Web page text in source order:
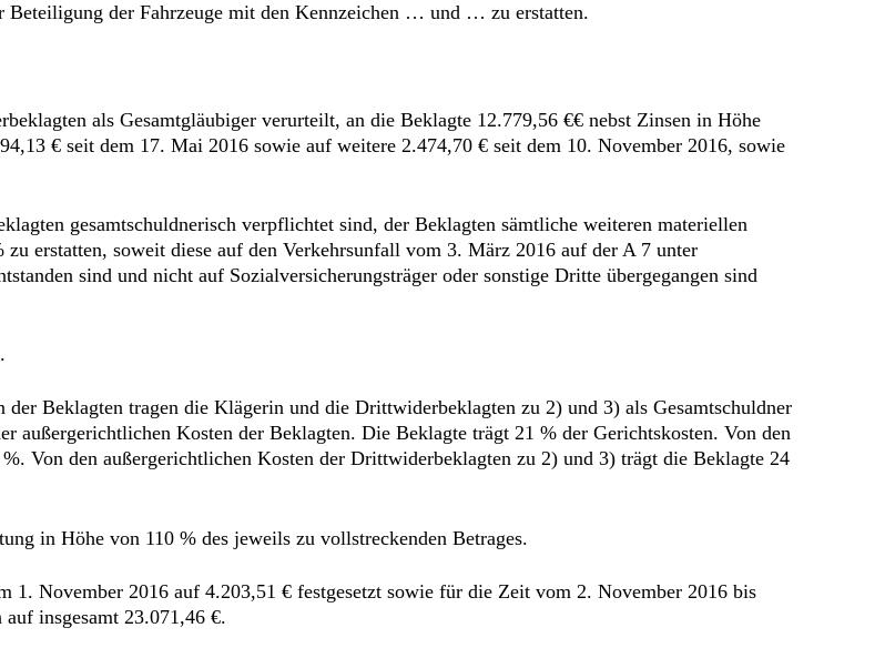
der Fahrzeuge mit den Kennzeichen … und … zu erstatten.
als Gesamtgläubiger verurteilt, an die Beklagte 12.779,56 €€ nebst Zinsen in Höhe
€ seit dem 17. Mai 2016 sowie auf weitere 2.474,70 € seit dem 10. November 2016, sowie
gesamtschuldnerisch verpflichtet sind, der Beklagten sämtliche weiteren materiellen
zu erstatten, soweit diese auf den Verkehrsunfall vom 3. März 2016 auf der A 7 unter
sind und nicht auf Sozialversicherungsträger oder sonstige Dritte übergegangen sind
Beklagten tragen die Klägerin und die Drittwiderbeklagten zu 2) und 3) als Gesamtschuldner
außergerichtlichen Kosten der Beklagten. Die Beklagte trägt 21 % der Gerichtskosten. Von den
Von den außergerichtlichen Kosten der Drittwiderbeklagten zu 2) und 3) trägt die Beklagte 24
in Höhe von 110 % des jeweils zu vollstreckenden Betrages.
November 2016 auf 4.203,51 € festgesetzt sowie für die Zeit vom 2. November 2016 bis
insgesamt 23.071,46 €.